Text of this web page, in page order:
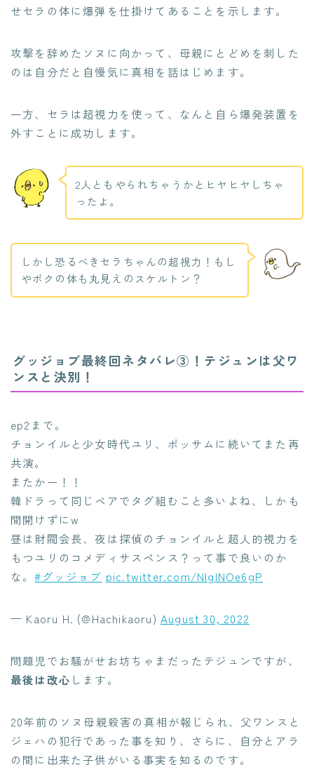
せセラの体に爆弾を仕掛けてあることを示します。
攻撃を辞めたソヌに向かって、母親にとどめを刺した
のは自分だと自慢気に真相を話はじめます。
一方、セラは超視力を使って、なんと自ら爆発装置を
外すことに成功します。
2人ともやられちゃうかとヒヤヒヤしちゃ
ったよ。
しかし恐るべきセラちゃんの超視力！もし
やボクの体も丸見えのスケルトン？
グッジョブ最終回ネタバレ③！テジュンは父ワ
ンスと決別！
ep2まで。
チョンイルと少女時代ユリ、ポッサムに続いてまた再
共演。
またかー！！
韓ドラって同じペアでタグ組むこと多いよね、しかも
間開けずにw
昼は財閥会長、夜は探偵のチョンイルと超人的視力を
もつユリのコメディサスペンス？って事で良いのか
な。#グッジョブ pic.twitter.com/NlglNOe6gP
— Kaoru H. (@Hachikaoru) August 30, 2022
問題児でお騒がせお坊ちゃまだったテジュンですが、
最後は改心 します。
20年前のソヌ母親殺害の真相が報じられ、父ワンスと
ジェハの犯行であった事を知り、さらに、自分とアラ
の間に出来た子供がいる事実を知るのです。